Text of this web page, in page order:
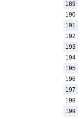
189
190
191
192
193
194
195
196
197
198
199